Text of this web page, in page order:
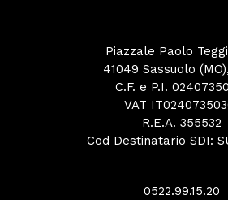
Piazzale Paolo
41049 Sassuolo
C.F. e P.I.
VAT
R.E.A. 355532
Cod Destinatario SDI:
0522.99.15.20